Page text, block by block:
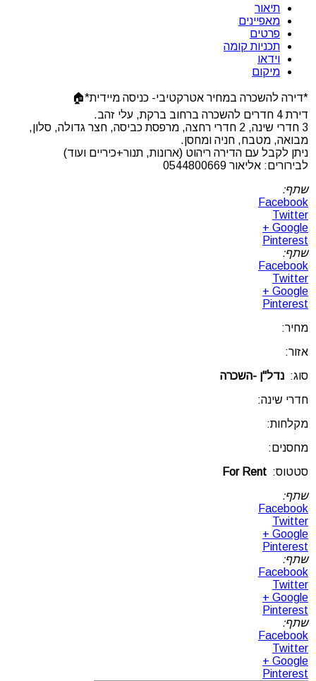
תיאור
מאפיינים
פרטים
תכניות קומה
וידאו
מיקום
*דירה להשכרה במחיר אטרקטיבי- כניסה מיידית*🏠
דירת 4 חדרים להשכרה ברחוב ברקת, עלי זהב.
3 חדרי שינה, 2 חדרי רחצה, מרפסת כביסה, חצר גדולה, סלון,
מבואה, מטבח, חניה ומחסן.
ניתן לקבל עם הדירה ריהוט (ארונות, תנור+כיריים ועוד)
לבירורים: אליאור 0544800669
שתף:
Facebook
Twitter
Google +
Pinterest
שתף:
Facebook
Twitter
Google +
Pinterest
מחיר:
אזור:
סוג: נדל"ן -השכרה
חדרי שינה:
מקלחות:
מחסנים:
סטטוס: For Rent
שתף:
Facebook
Twitter
Google +
Pinterest
שתף:
Facebook
Twitter
Google +
Pinterest
שתף:
Facebook
Twitter
Google +
Pinterest